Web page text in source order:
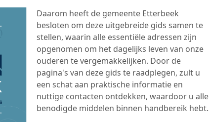
Daarom heeft de gemeente Etterbeek
besloten om deze uitgebreide gids samen te
stellen, waarin alle essentiële adressen zijn
opgenomen om het dagelijks leven van onze
ouderen te vergemakkelijken. Door de
pagina's van deze gids te raadplegen, zult u
een schat aan praktische informatie en
nuttige contacten ontdekken, waardoor u alle
benodigde middelen binnen handbereik hebt.